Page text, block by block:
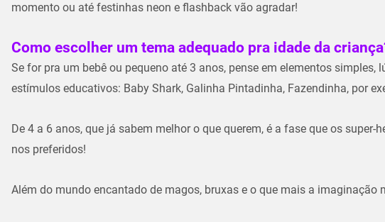
momento ou até festinhas neon e flashback vão agradar!
Como escolher um tema adequado pra idade da
Se for pra um bebê ou pequeno até 3 anos, pense em elementos
estímulos educativos: Baby Shark, Galinha Pintadinha, Fazendinha, por
De 4 a 6 anos, que já sabem melhor o que querem, é a fase que os
nos preferidos!
Além do mundo encantado de magos, bruxas e o que mais a imaginação